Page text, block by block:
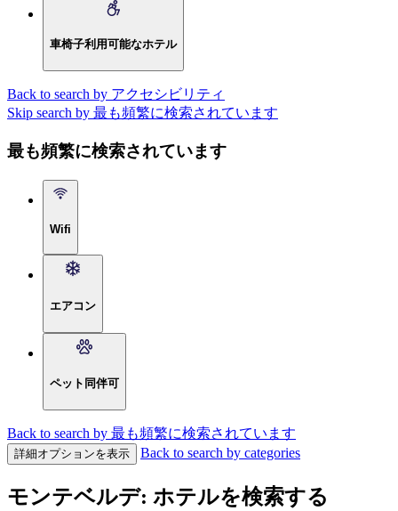
車椅子利用可能なホテル
Back to search by アクセシビリティ
Skip search by 最も頻繁に検索されています
最も頻繁に検索されています
Wifi
エアコン
ペット同伴可
Back to search by 最も頻繁に検索されています
詳細オプションを表示 Back to search by categories
モンテベルデ: ホテルを検索する